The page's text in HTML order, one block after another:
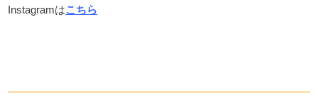
Instagramはこちら